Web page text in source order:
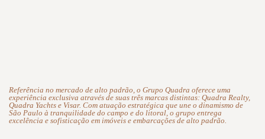
Referência no mercado de alto padrão, o Grupo Quadra oferece uma
experiência exclusiva através de suas três marcas distintas: Quadra Realty,
Quadra Yachts e Visar. Com atuação estratégica que une o dinamismo de
São Paulo à tranquilidade do campo e do litoral, o grupo entrega
excelência e sofisticação em imóveis e embarcações de alto padrão.